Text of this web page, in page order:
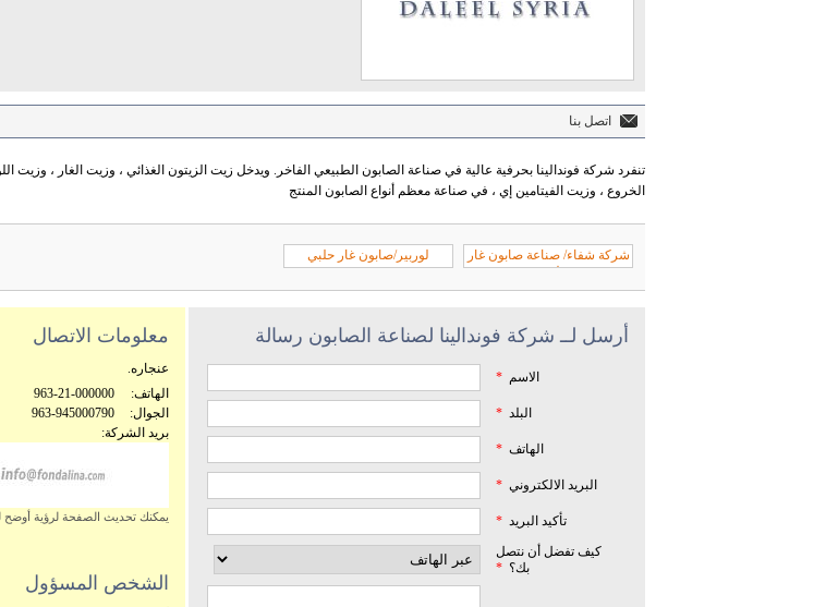
اتصل بنا
تنفرد شركة فوندالينا بحرفية عالية في صناعة الصابون الطبيعي الفاخر. ويدخل زيت الزيتون الغذائي ، وزيت الغار ، وزيت
الخروع ، وزيت الفيتامين إي ، في صناعة معظم أنواع الصابون المنتج
شركة شفاء/ صناعة صابون غار
طبيعي
لوربير/صابون غار حلبي
أرسل لــ شركة فوندالينا لصناعة الصابون رسالة
الاسم *
البلد *
الهاتف *
البريد الالكتروني *
تأكيد البريد *
كيف تفضل أن نتصل
بك؟ *
معلومات الاتصال
عنجاره.
الهاتف:
963-21-000000
الجوال:
963-945000790
بريد الشركة:
يمكنك تحديث الصفحة لرؤية أوضح
الشخص المسؤول